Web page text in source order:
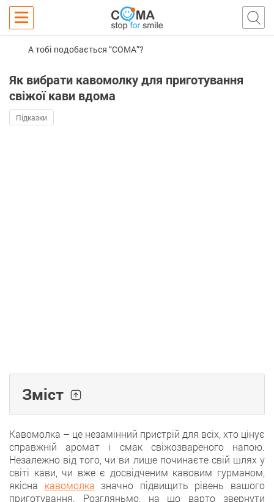
А тобі подобається “COMA”?
Як вибрати кавомолку для приготування
свіжої кави вдома
Підказки
Зміст
Кавомолка – це незамінний пристрій для всіх, хто цінує
справжній аромат і смак свіжозвареного напою.
Незалежно від того, чи ви лише починаєте свій шлях у
світі кави, чи вже є досвідченим кавовим гурманом,
якісна кавомолка значно підвищить рівень вашого
приготування. Розгляньмо, на що варто звернути